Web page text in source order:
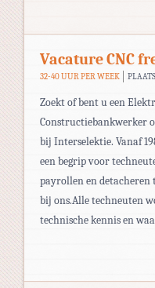
Vacature CNC
32-40 UUR PER WEEK
Zoekt of bent u een
Constructiebankwerker
bij Interselektie. Vanaf
een begrip voor
payrollen en detacheren
bij ons.Alle techneuten
technische kennis en